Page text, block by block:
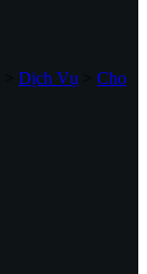
Dịch Vụ
Cho